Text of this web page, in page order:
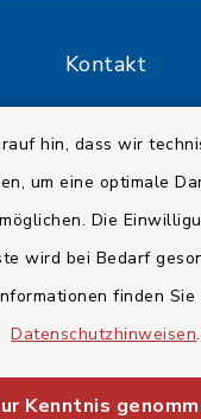
hin, dass wir
um eine optimale
Die
wird bei Bedarf
finden Sie
Datenschutzhinweisen.
Kenntnis
Kontakt
Datenschutz
Impressum
Sitemap